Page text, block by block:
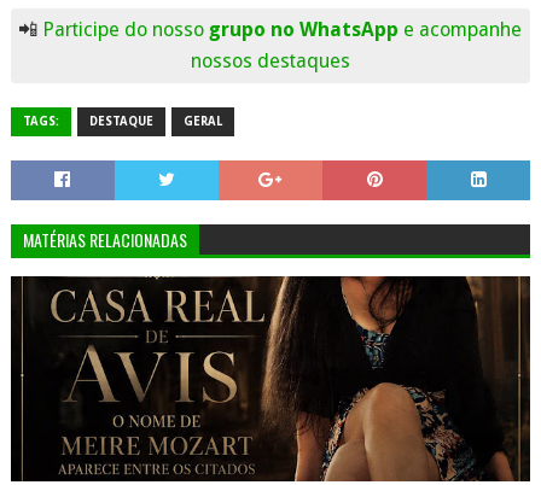
📲 Participe do nosso grupo no WhatsApp e acompanhe
nossos destaques
TAGS: DESTAQUE GERAL
MATÉRIAS RELACIONADAS